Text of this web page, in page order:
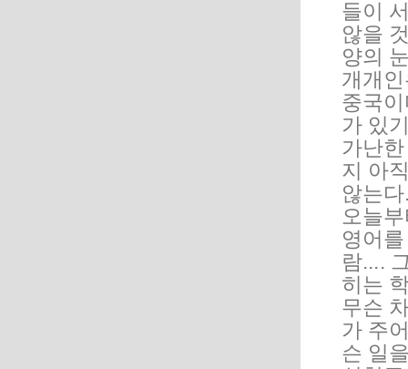
들이
않을
양의
개개
중국
가 있
가난
지 아
않는
오늘
영어
람....
히는
무슨
가 주
슨 일